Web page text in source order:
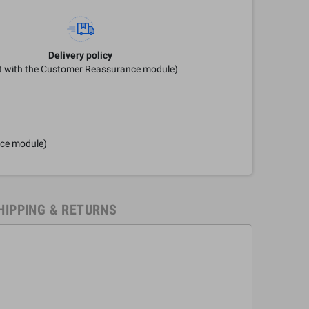
Delivery policy
with the Customer Reassurance module)
module)
& RETURNS